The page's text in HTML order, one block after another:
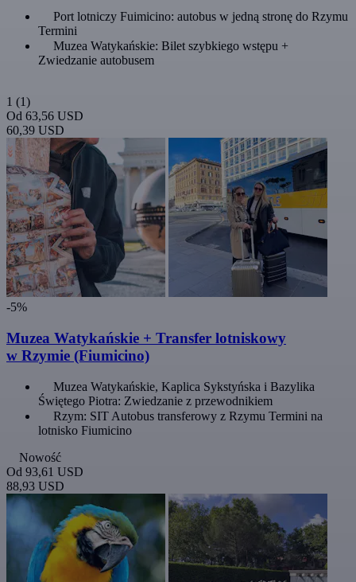
Port lotniczy Fuimicino: autobus w jedną stronę do Rzymu
Termini
Muzea Watykańskie: Bilet szybkiego wstępu +
Zwiedzanie autobusem
1 (1)
Od 63,56 USD
60,39 USD
-5%
Muzea Watykańskie + Transfer lotniskowy
w Rzymie (Fiumicino)
Muzea Watykańskie, Kaplica Sykstyńska i Bazylika
Świętego Piotra: Zwiedzanie z przewodnikiem
Rzym: SIT Autobus transferowy z Rzymu Termini na
lotnisko Fiumicino
Nowość
Od 93,61 USD
88,93 USD